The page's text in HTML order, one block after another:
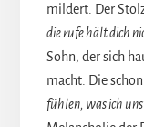
mildert. Der
die rufe hält dich
Sohn, der sich
macht. Die
fühlen, was ich